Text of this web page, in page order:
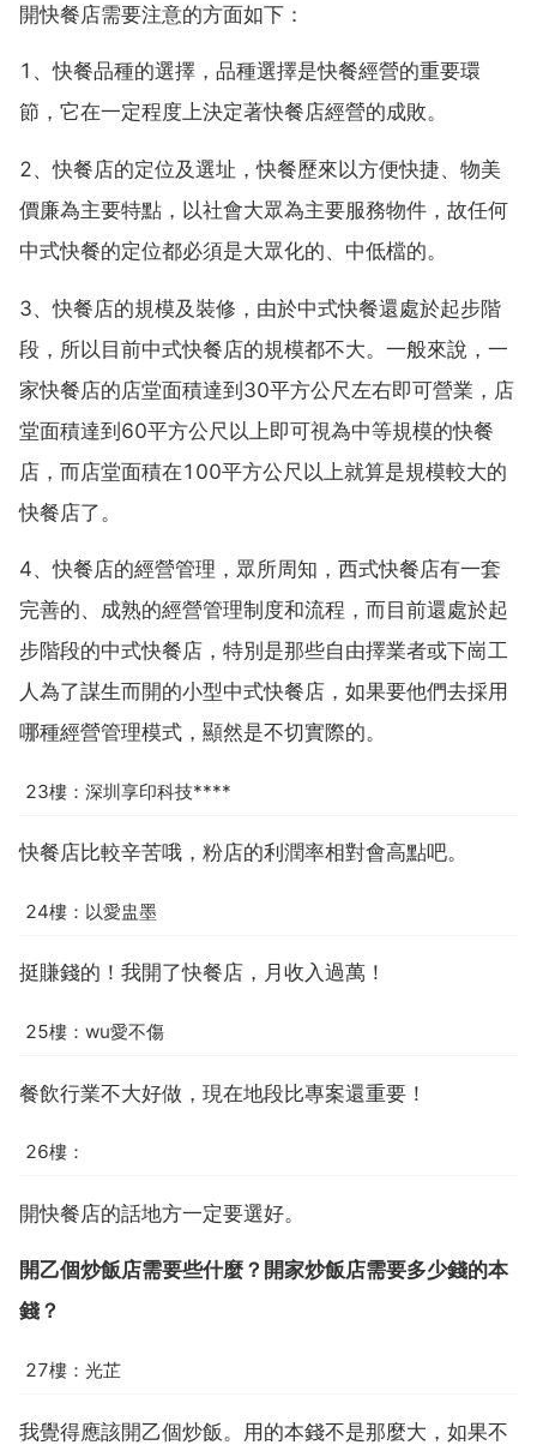
開快餐店需要注意的方面如下：
1、快餐品種的選擇，品種選擇是快餐經營的重要環
節，它在一定程度上決定著快餐店經營的成敗。
2、快餐店的定位及選址，快餐歷來以方便快捷、物美
價廉為主要特點，以社會大眾為主要服務物件，故任何
中式快餐的定位都必須是大眾化的、中低檔的。
3、快餐店的規模及裝修，由於中式快餐還處於起步階
段，所以目前中式快餐店的規模都不大。一般來說，一
家快餐店的店堂面積達到30平方公尺左右即可營業，店
堂面積達到60平方公尺以上即可視為中等規模的快餐
店，而店堂面積在100平方公尺以上就算是規模較大的
快餐店了。
4、快餐店的經營管理，眾所周知，西式快餐店有一套
完善的、成熟的經營管理制度和流程，而目前還處於起
步階段的中式快餐店，特別是那些自由擇業者或下崗工
人為了謀生而開的小型中式快餐店，如果要他們去採用
哪種經營管理模式，顯然是不切實際的。
23樓：深圳享印科技****
快餐店比較辛苦哦，粉店的利潤率相對會高點吧。
24樓：以愛盅墨
挺賺錢的！我開了快餐店，月收入過萬！
25樓：wu愛不傷
餐飲行業不大好做，現在地段比專案還重要！
26樓：
開快餐店的話地方一定要選好。
開乙個炒飯店需要些什麼？開家炒飯店需要多少錢的本
錢？
27樓：光芷
我覺得應該開乙個炒飯。用的本錢不是那麼大，如果不